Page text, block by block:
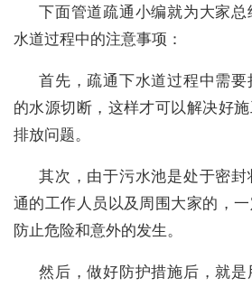
下面管道疏通小编就为大家
水道过程中的注意事项：
首先，疏通下水道过程中需
的水源切断，这样才可以解决好
排放问题。
其次，由于污水池是处于密
通的工作人员以及周围大家的，
防止危险和意外的发生。
然后，做好防护措施后，就